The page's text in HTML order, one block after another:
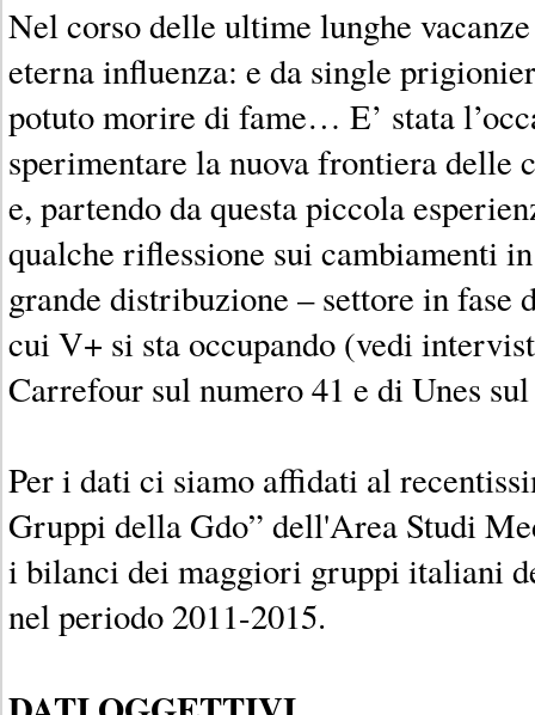
Nel corso delle ultime lunghe
eterna influenza: e da single
potuto morire di fame… E’ stata
sperimentare la nuova frontiera delle
e, partendo da questa piccola
qualche riflessione sui cambiamenti
grande distribuzione – settore in fase
cui V+ si sta occupando (vedi
Carrefour sul numero 41 e di Unes
Per i dati ci siamo affidati al
Gruppi della Gdo” dell'Area Studi
i bilanci dei maggiori gruppi italiani
nel periodo 2011-2015.